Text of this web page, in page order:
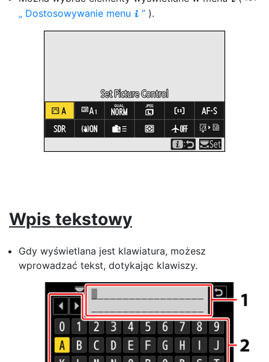
Dostosowywanie menu i ).
Wpis tekstowy
Gdy wyświetlana jest klawiatura, możesz
wprowadzać tekst, dotykając klawiszy.